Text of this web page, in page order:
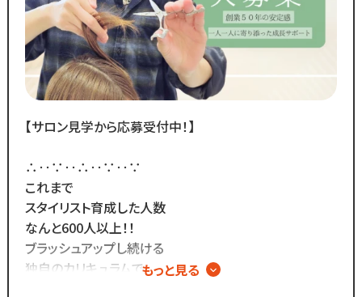
／
Instagram・TikTokで
当サロンの日常を配信中♪
＼
スタッフの技術紹介や職場の雰囲気、
撮影イベント・研修会の様子など、
リアルな職場環境をご覧いただけます☆
応募前に一度ご覧ください♪
Instagram ▷「@kozo.recruit」
Tiktok ▷「＠kozo_recruit」
で検索してください！
【サロン見学から応募受付中！】
∴‥∵‥∴‥∵‥∵
これまで
スタイリスト育成した人数
なんと600人以上！！
ブラッシュアップし続ける
独自のカリキュラムでもっと見る